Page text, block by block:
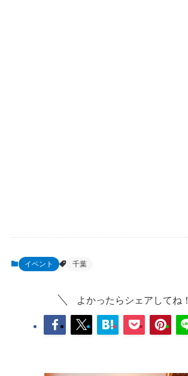
イベント 千葉
よかったらシェアしてね！